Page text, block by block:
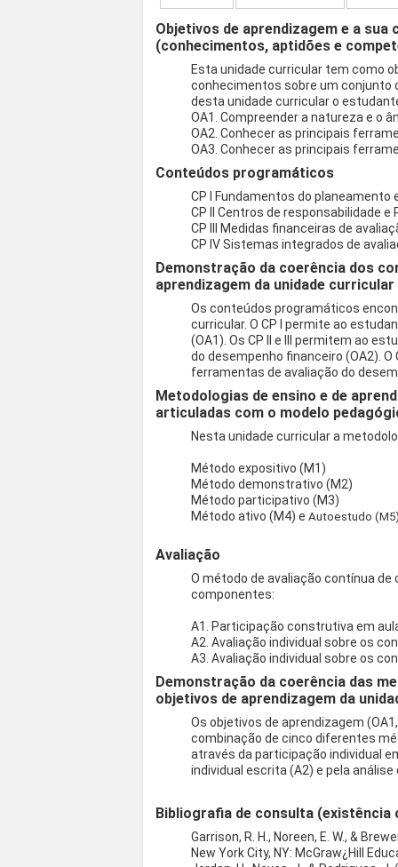
Objetivos de aprendizagem e a
(conhecimentos, aptidões e
Esta unidade curricular tem como
conhecimentos sobre um conjunto
desta unidade curricular o
OA1. Compreender a natureza e o
OA2. Conhecer as principais
OA3. Conhecer as principais
Conteúdos programáticos
CP I Fundamentos do planeamento
CP II Centros de responsabilidade
CP III Medidas financeiras de
CP IV Sistemas integrados de
Demonstração da coerência dos
aprendizagem da unidade curricular
Os conteúdos programáticos
curricular. O CP I permite ao
(OA1). Os CP II e III permitem ao
do desempenho financeiro (OA2).
ferramentas de avaliação do
Metodologias de ensino e de
articuladas com o modelo
Nesta unidade curricular a
Método expositivo (M1)
Método demonstrativo (M2)
Método participativo (M3)
Método ativo (M4) eAutoestudo
Avaliação
O método de avaliação contínua
componentes:
A1. Participação construtiva em
A2. Avaliação individual sobre os
A3. Avaliação individual sobre os
Demonstração da coerência das
objetivos de aprendizagem da
Os objetivos de aprendizagem
combinação de cinco diferentes
através da participação individual
individual escrita (A2) e pela
Bibliografia de consulta
Garrison, R. H., Noreen, E. W., &
New York City, NY: McGraw¿Hill